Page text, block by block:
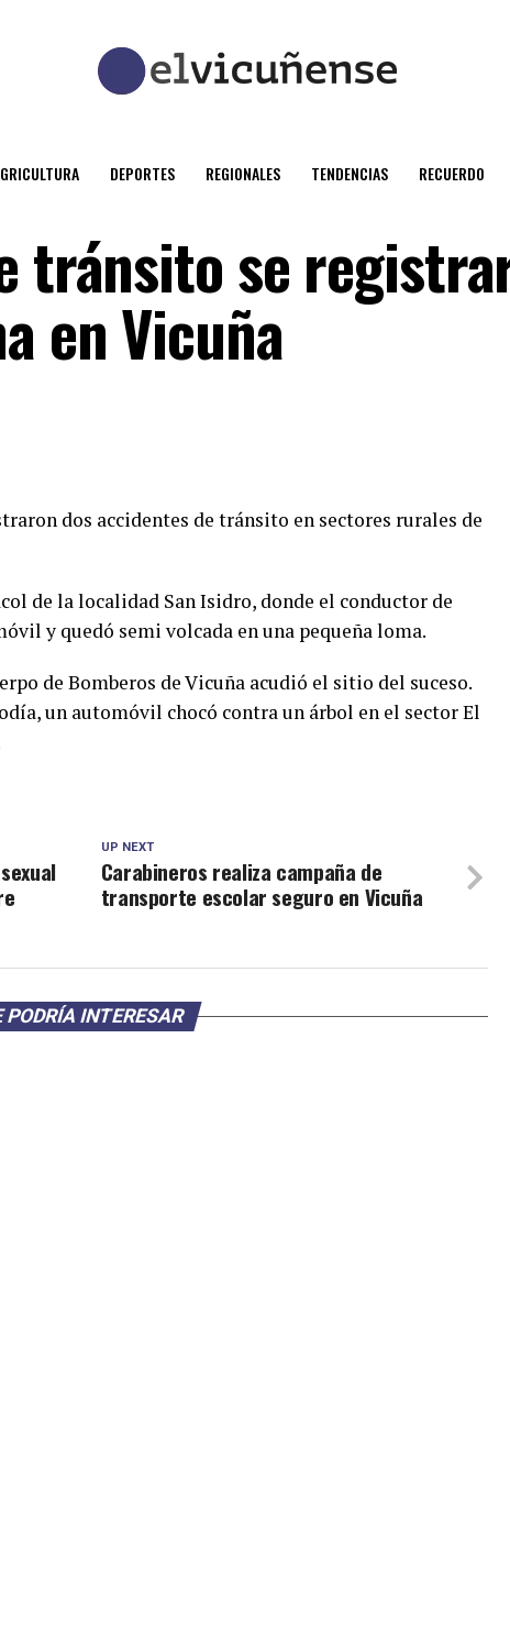
DEPORTES REGIONALES TENDENCIAS RECUERDO
tránsito se
en Vicuña
dos accidentes de tránsito en sectores rurales de
de la localidad San Isidro, donde el conductor de
y quedó semi volcada en una pequeña loma.
de Bomberos de Vicuña acudió el sitio del suceso.
un automóvil chocó contra un árbol en el sector El
UP NEXT
Carabineros realiza campaña de
transporte escolar seguro en Vicuña
PODRÍA INTERESAR